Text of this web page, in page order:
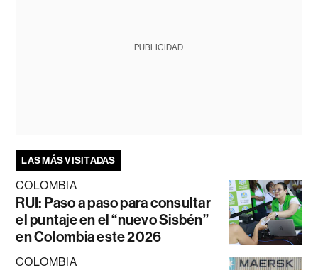
PUBLICIDAD
LAS MÁS VISITADAS
COLOMBIA
RUI: Paso a paso para consultar
el puntaje en el “nuevo Sisbén”
en Colombia este 2026
COLOMBIA